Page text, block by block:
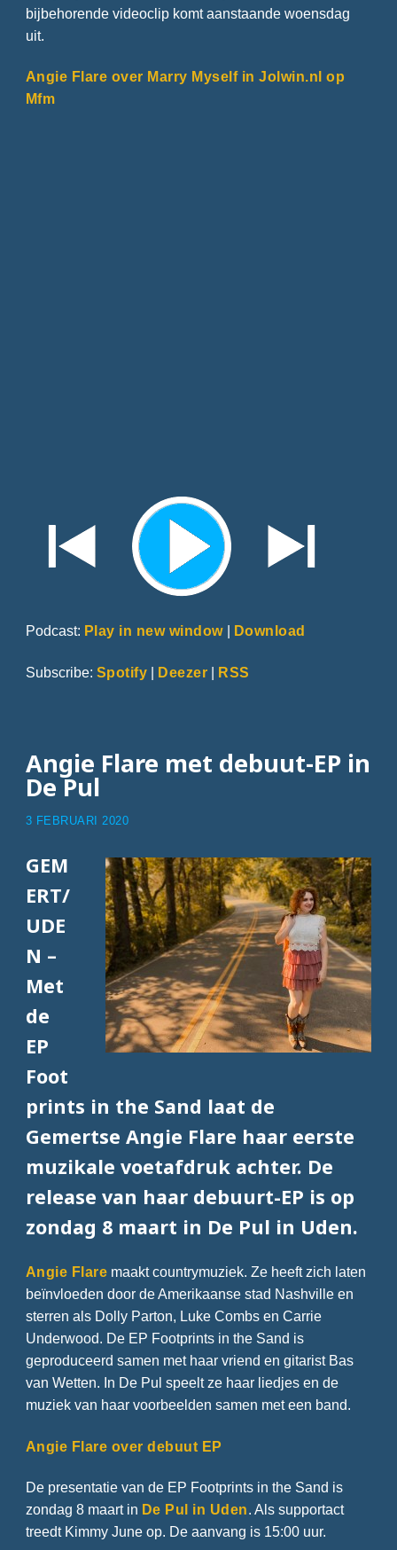
bijbehorende videoclip komt aanstaande woensdag
uit.
Angie Flare over Marry Myself in Jolwin.nl op
Mfm
Podcast: Play in new window| Download
Subscribe: Spotify | Deezer | RSS
Angie Flare met debuut-EP in
De Pul
3 FEBRUARI 2020
GEM
ERT/
UDE
N –
Met
de
EP
Foot
prints in the Sand laat de
Gemertse Angie Flare haar eerste
muzikale voetafdruk achter. De
release van haar debuurt-EP is op
zondag 8 maart in De Pul in Uden.
Angie Flare maakt countrymuziek. Ze heeft zich laten
beïnvloeden door de Amerikaanse stad Nashville en
sterren als Dolly Parton, Luke Combs en Carrie
Underwood. De EP Footprints in the Sand is
geproduceerd samen met haar vriend en gitarist Bas
van Wetten. In De Pul speelt ze haar liedjes en de
muziek van haar voorbeelden samen met een band.
Angie Flare over debuut EP
De presentatie van de EP Footprints in the Sand is
zondag 8 maart in De Pul in Uden. Als supportact
treedt Kimmy June op. De aanvang is 15:00 uur.